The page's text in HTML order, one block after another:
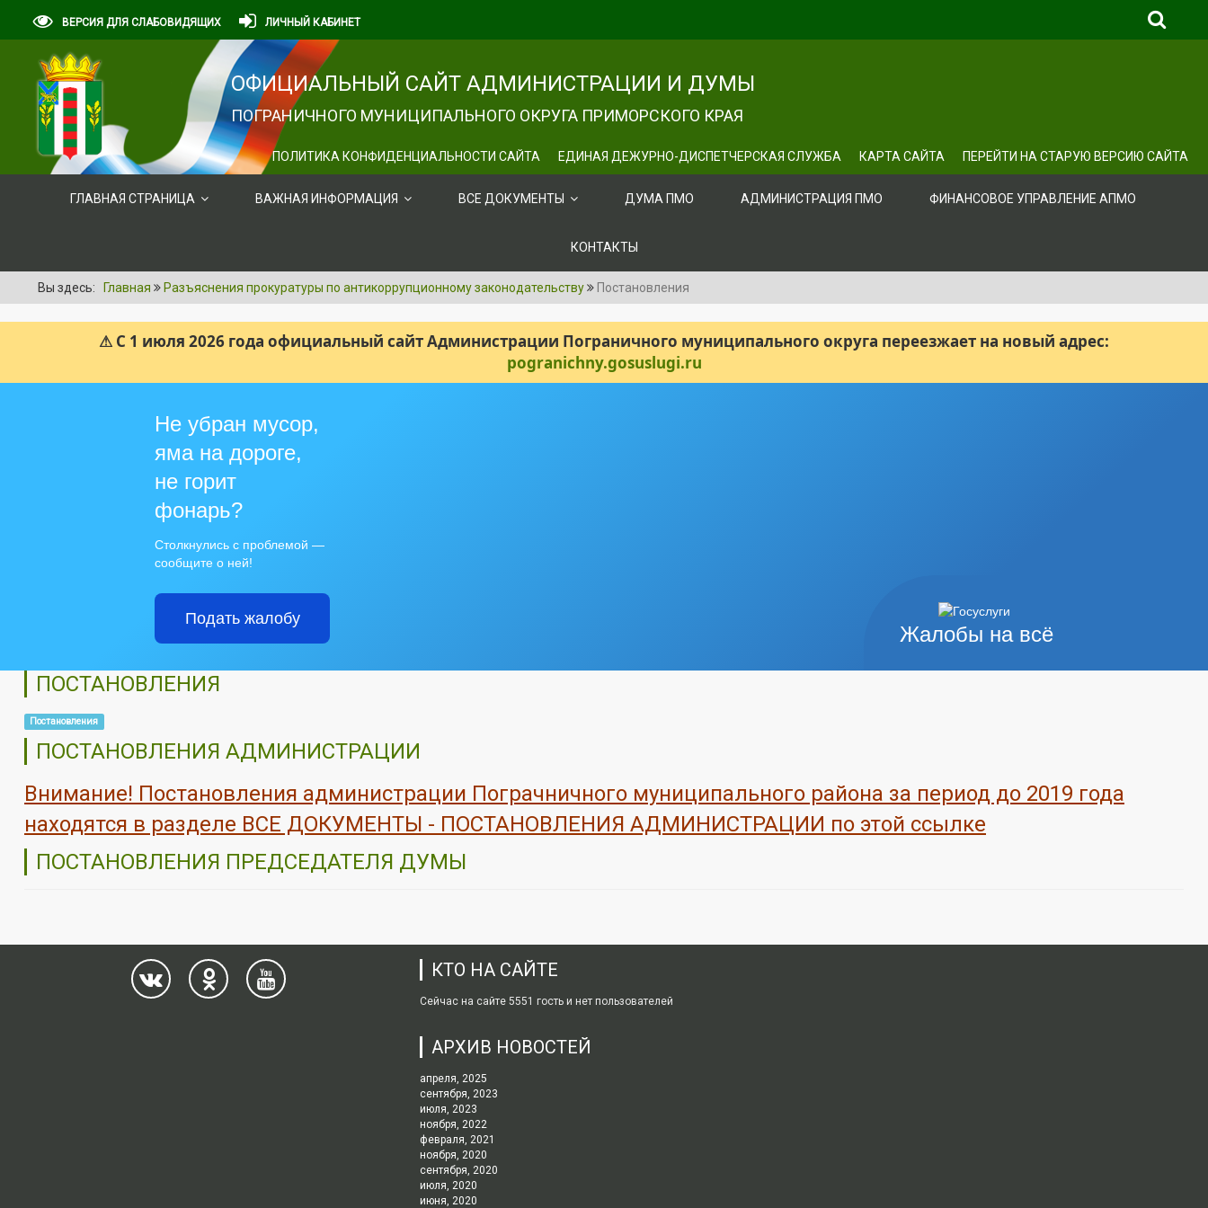
ВЕРСИЯ ДЛЯ СЛАБОВИДЯЩИХ ЛИЧНЫЙ КАБИНЕТ
ОФИЦИАЛЬНЫЙ САЙТ АДМИНИСТРАЦИИ И ДУМЫ
ПОГРАНИЧНОГО МУНИЦИПАЛЬНОГО ОКРУГА ПРИМОРСКОГО КРАЯ
ПОЛИТИКА КОНФИДЕНЦИАЛЬНОСТИ САЙТА ЕДИНАЯ ДЕЖУРНО-ДИСПЕТЧЕРСКАЯ СЛУЖБА КАРТА САЙТА ПЕРЕЙТИ НА СТАРУЮ ВЕРСИЮ САЙТА
ГЛАВНАЯ СТРАНИЦА ВАЖНАЯ ИНФОРМАЦИЯ ВСЕ ДОКУМЕНТЫ ДУМА ПМО АДМИНИСТРАЦИЯ ПМО ФИНАНСОВОЕ УПРАВЛЕНИЕ АПМО
КОНТАКТЫ
Вы здесь: Главная Разъяснения прокуратуры по антикоррупционному законодательству Постановления
⚠ С 1 июля 2026 года официальный сайт Администрации Пограничного муниципального округа переезжает на новый адрес:
pogranichny.gosuslugi.ru
Жалобы на всё
Не убран мусор,
яма на дороге,
не горит
фонарь?
Столкнулись с проблемой —
сообщите о ней!
Подать жалобу
ПОСТАНОВЛЕНИЯ
Постановления
ПОСТАНОВЛЕНИЯ АДМИНИСТРАЦИИ
Внимание! Постановления администрации Пограчничного муниципального района за период до 2019 года
находятся в разделе ВСЕ ДОКУМЕНТЫ - ПОСТАНОВЛЕНИЯ АДМИНИСТРАЦИИ по этой ссылке
ПОСТАНОВЛЕНИЯ ПРЕДСЕДАТЕЛЯ ДУМЫ
КТО НА САЙТЕ
Сейчас на сайте 5551 гость и нет пользователей
АРХИВ НОВОСТЕЙ
апреля, 2025
сентября, 2023
июля, 2023
ноября, 2022
февраля, 2021
ноября, 2020
сентября, 2020
июля, 2020
июня, 2020